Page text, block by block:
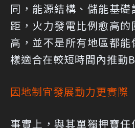
同，能源結構、儲能基
距，火力發電比例愈高
高，並不是所有地區都
樣適合在較短時間內推動
因地制宜發展動力更實際
事實上，與其單獨押寶